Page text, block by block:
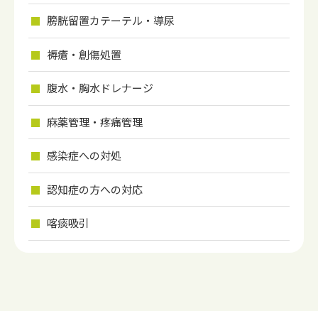
膀胱留置カテーテル・導尿
褥瘡・創傷処置
腹水・胸水ドレナージ
麻薬管理・疼痛管理
感染症への対処
認知症の方への対応
喀痰吸引